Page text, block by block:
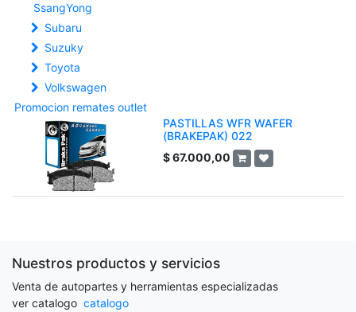
SsangYong
Subaru
Suzuky
Toyota
Volkswagen
Promocion remates outlet
PASTILLAS WFR WAFER
(BRAKEPAK) 022
$67.000,00
Nuestros productos y servicios
Venta de autopartes y herramientas especializadas
ver catalogo catalogo